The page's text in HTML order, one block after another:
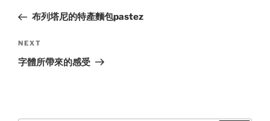
Post布列塔尼的特產麵包pastez
Next
Post
NEXT
字體所帶來的感受